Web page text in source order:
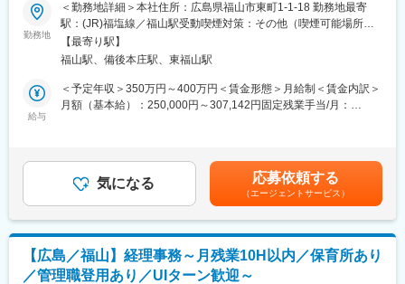
にチャレンジできます。管理職として経営にも関わる提案が可能
です。
■教育体制
OJTや外部研修参加、資格取得支援制度を整備しています。
基本8:30～17:30勤務、土日祝休み。年2回賞与・年1回昇給あ
り。
変更の範囲：会社の定める業務
■業務内容：【変更の範囲：会社の定める業務】
・主に人事総務部門の担当業務をお任せします
＜人事労務＞
・人事労務全般の実務
＜総務＞
・クレーム発生時の対応
・目まぐるしく変化する医療の情報収集、医師への共有
※将来的には経理財務、経営戦略にも携わっていただくことを期待
しております。
勤務地
＜勤務地詳細＞本社住所：広島県福山市東町1-1-18 勤務地最寄
駅：(JR)福塩線／福山駅受動喫煙対策：その他（喫煙可能場所あ
り）変更の範囲：会社の定める事業所
【最寄り駅】
福山駅、備後本庄駅、東福山駅
給与
＜予定年収＞350万円～400万円＜賃金形態＞月給制＜賃金内訳＞
月額（基本給）：250,000円～307,142円固定残業手当/月：
与：あり/年2回(前年度実績2.00か月分)■昇給額：1月あたり1,000
円～1,000円（前年度実績）賃金はあくまでも目安の金額であり、
選考を通じて上下する可能性があります。月給(月額)は固定手当を
含めた表記です。
気になる 応募依頼する
（エージェントサービス）
【広島／福山】経理事務～月残業10H以内／保育所あり
／管理職登用あり／UIターン歓迎～